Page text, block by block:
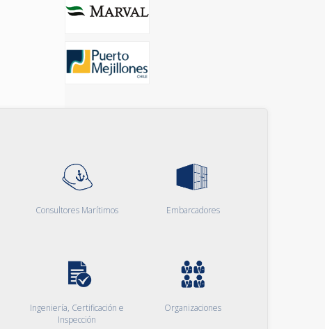
Consultores Marítimos Embarcadores
Ingeniería, Certificación e
Inspección
Organizaciones